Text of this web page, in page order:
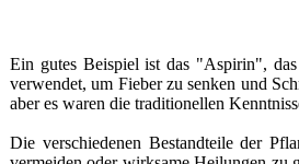
Ein gutes Beispiel ist das "Aspirin",
verwendet, um Fieber zu senken und
aber es waren die traditionellen
Die verschiedenen Bestandteile der